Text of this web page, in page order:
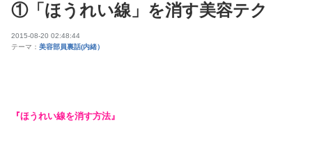
①「ほうれい線」を消す美容テク
2015-08-20 02:48:44
テーマ： 美容部員裏話(内緒）
『ほうれい線を消す方法』